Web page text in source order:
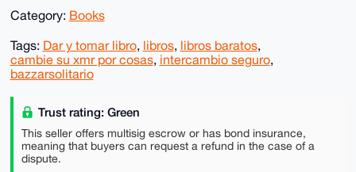
Category: Books
Tags: Dar y tomar libro, libros, libros baratos,
cambie su xmr por cosas, intercambio seguro,
bazzarsolitario
Trust rating: Green
This seller offers multisig escrow or has bond insurance,
meaning that buyers can request a refund in the case of a
dispute.